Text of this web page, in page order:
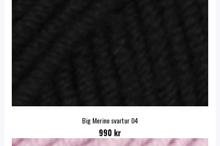
Big Merino svartur 04
990 kr